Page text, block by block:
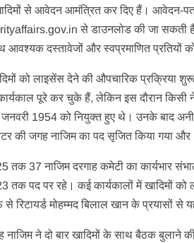
से आवेदन आमंत्रित कर दिए हैं। आवेदन-
से डाउनलोड की जा सकती
दस्तावेजों और स्वप्रमाणित प्रतियों को
को लाइसेंस देने की औपचारिक प्रक्रिया
पूरे कर चुके हैं, लेकिन इस दौरान किसी
जनवरी 1954 को नियुक्त हुए थे। उनके बाद
की जगह नाजिम का पद सृजित किया गया
तक 37 नाजिम दरगाह कमेटी का कार्यभार
तक पद पर रहे। कई कार्यकालों में खादिमों
से रिटायर्ड मोहम्मद बिलाल खान के प्रयासों से
नाजिम ने दो बार खादिमों के साथ बैठक